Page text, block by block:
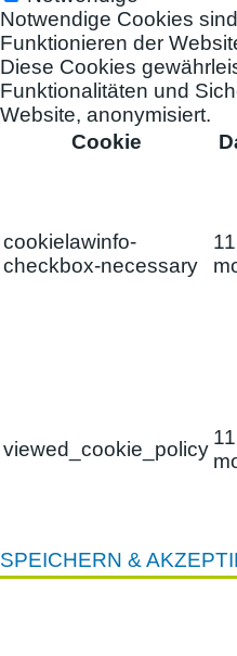
Notwendige Cookies
Funktionieren der
Diese Cookies
Funktionalitäten und
Website, anonymisiert.
Cookie
cookielawinfo-
checkbox-necessary
11
viewed_cookie_policy
11
SPEICHERN &